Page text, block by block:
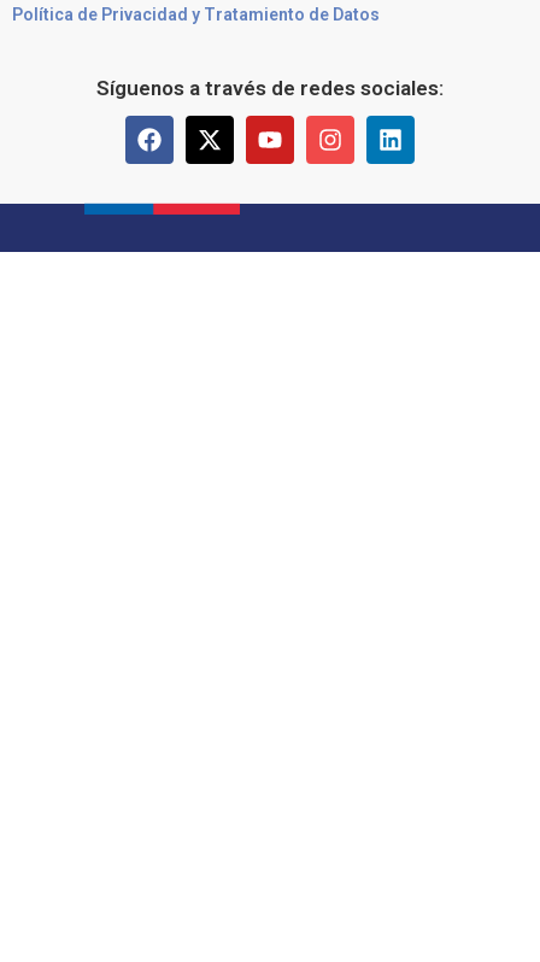
Política de Privacidad y Tratamiento de Datos
Síguenos a través de redes sociales: